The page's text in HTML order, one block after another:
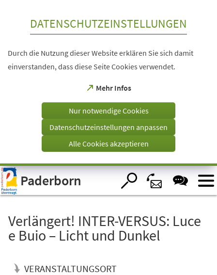
Visuelle
Assistenzsoftware
öffnen.
DATENSCHUTZEINSTELLUNGEN
Durch die Nutzung dieser Website erklären Sie sich damit
einverstanden, dass diese Seite Cookies verwendet.
Mehr Infos
(Öffnet
einem
Tab)
Nur notwendige Cookies
Datenschutzeinstellungen anpassen
Alle Cookies akzeptieren
Paderborn
Verlängert! INTER-VERSUS: Luce
e Buio – Licht und Dunkel
VERANSTALTUNGSORT